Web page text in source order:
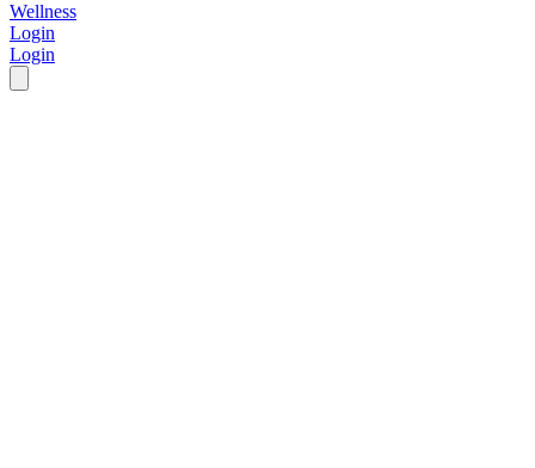
Wellness
Login
Login